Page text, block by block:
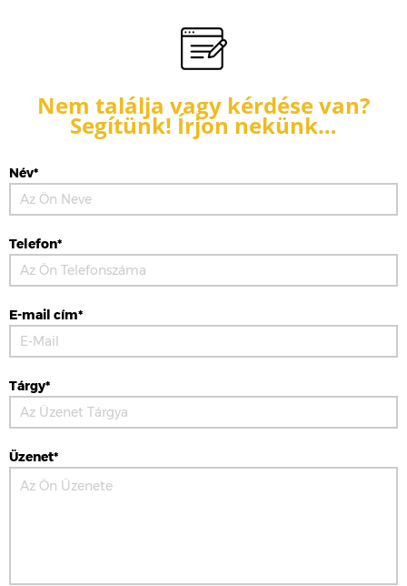
Nem találja vagy kérdése van?
Segítünk! Írjon nekünk…
Név*
Telefon*
E-mail cím*
Tárgy*
Üzenet*